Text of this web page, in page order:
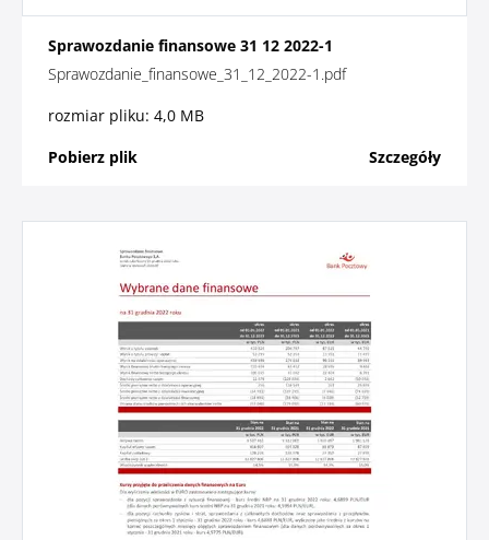
Sprawozdanie finansowe 31 12 2022-1
Sprawozdanie_finansowe_31_12_2022-1.pdf
rozmiar pliku: 4,0 MB
Pobierz plik
Szczegóły